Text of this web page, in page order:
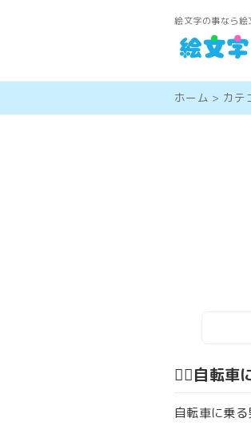
絵文字の事なら絵
ホーム > カテ
🚴‍♂️自転車
自転車に乗る